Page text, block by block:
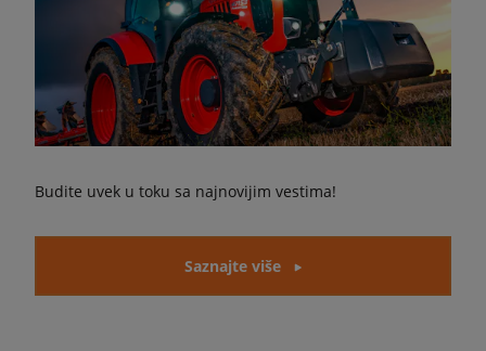
Budite uvek u toku sa najnovijim vestima!
Saznajte više